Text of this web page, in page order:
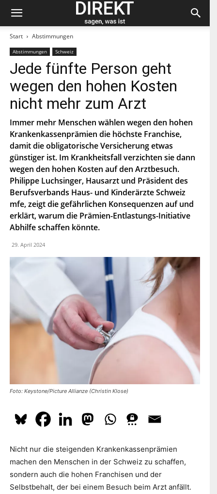
Start Abstimmungen
Abstimmungen Schweiz
Jede fünfte Person geht
wegen den hohen Kosten
nicht mehr zum Arzt
Immer mehr Menschen wählen wegen den hohen
Krankenkassenprämien die höchste Franchise,
damit die obligatorische Versicherung etwas
günstiger ist. Im Krankheitsfall verzichten sie dann
wegen den hohen Kosten auf den Arztbesuch.
Philippe Luchsinger, Hausarzt und Präsident des
Berufsverbands Haus- und Kinderärzte Schweiz
mfe, zeigt die gefährlichen Konsequenzen auf und
erklärt, warum die Prämien-Entlastungs-Initiative
Abhilfe schaffen könnte.
29. April 2024
Foto: Keystone/Picture Allianze (Christin Klose)
Nicht nur die steigenden Krankenkassenprämien
machen den Menschen in der Schweiz zu schaffen,
sondern auch die hohen Franchisen und der
Selbstbehalt, der bei einem Besuch beim Arzt anfällt.
Bleiben Sie auf dem neuesten Stand und
abonnieren Sie unseren «direkt»-Newsletter.
o
a
m
e
N
a
c
h
n
a
m
e
E
-
M
a
i
l
*
P
Z
Indem Du Dich zum Newsletter einschreibst, stimmst Du
zu, dass die SP Dich auf dem Laufenden halten darf. Mehr
dazuhier.